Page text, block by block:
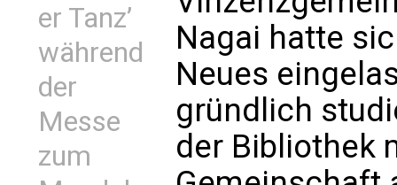
er Tanz’
während
der
Messe
zum
Nagai hatte
Neues
gründlich
der Bibliothek